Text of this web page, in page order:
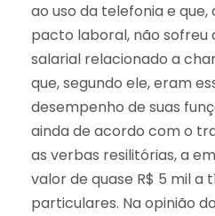
ao uso da telefonia e
pacto laboral, não sofreu
salarial relacionado a
que, segundo ele, eram
desempenho de suas
ainda de acordo com o
as verbas resilitórias, a
valor de quase R$ 5 mil a
particulares. Na opinião